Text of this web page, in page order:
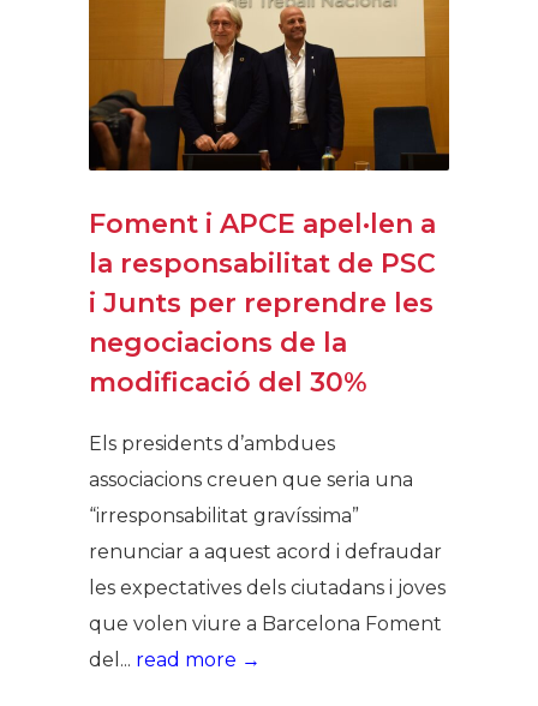
Foment i APCE apel·len a
la responsabilitat de PSC
i Junts per reprendre les
negociacions de la
modificació del 30%
Els presidents d’ambdues
associacions creuen que seria una
“irresponsabilitat gravíssima”
renunciar a aquest acord i defraudar
les expectatives dels ciutadans i joves
que volen viure a Barcelona Foment
del... read more →